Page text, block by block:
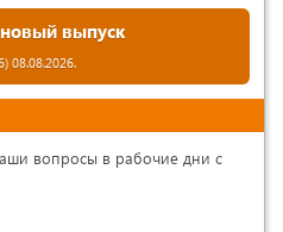
новый выпуск
08.08.2026.
вопросы в рабочие дни с